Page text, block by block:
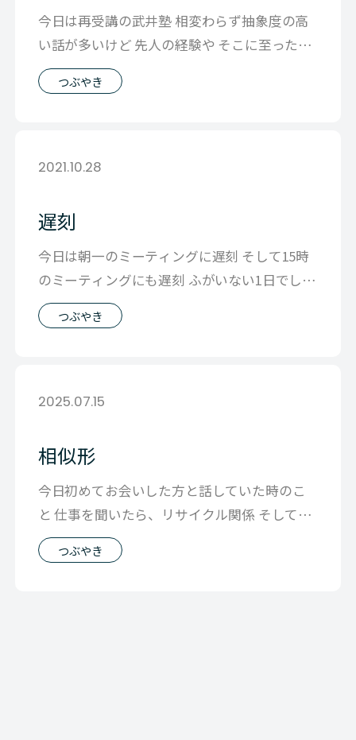
今日は再受講の武井塾 相変わらず抽象度の高
い話が多いけど 先人の経験や そこに至った考
え方を聞くことで 自分がやろうとし
つぶやき
2021.10.28
遅刻
今日は朝一のミーティングに遅刻 そして15時
のミーティングにも遅刻 ふがいない1日でした
普段から時間にきっちりというタ
つぶやき
2025.07.15
相似形
今日初めてお会いした方と話していた時のこ
と 仕事を聞いたら、リサイクル関係 そして、
それとは別にオーガニック食材の販売事
つぶやき